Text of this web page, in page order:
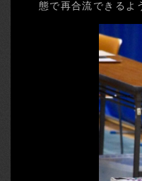
態で再合流できるよ